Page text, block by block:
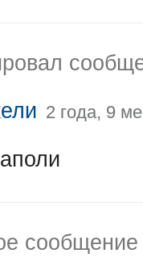
2 года, 9